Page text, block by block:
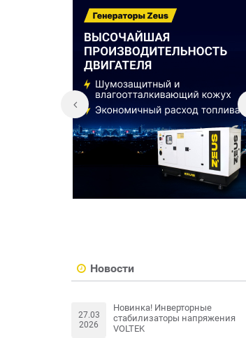
Новости
27.03
2026
Новинка! Инверторные
стабилизаторы напряжения
VOLTEK